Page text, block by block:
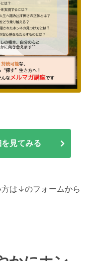
見てみる
は↓のフォームから